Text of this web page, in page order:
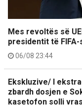
Mes revoltës së
presidentit të FIFA-
06/08 23:44
Ekskluzive/ I
zbardh dosjen e
kasetofon solli